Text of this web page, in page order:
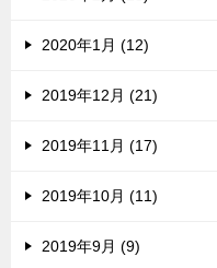
2020年1月 (12)
2019年12月 (21)
2019年11月 (17)
2019年10月 (11)
2019年9月 (9)